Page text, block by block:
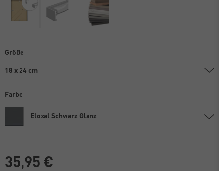
Größe
18 x 24 cm
Farbe
Eloxal Schwarz Glanz
35,95 €